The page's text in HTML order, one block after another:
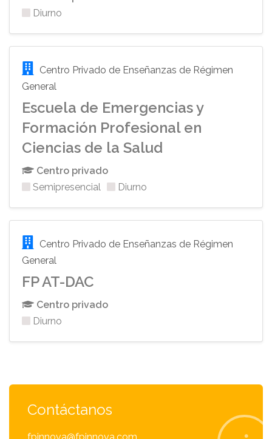
Diurno
Centro Privado de Enseñanzas de Régimen
General
Escuela de Emergencias y
Formación Profesional en
Ciencias de la Salud
Centro privado
Semipresencial
Diurno
Centro Privado de Enseñanzas de Régimen
General
FP AT-DAC
Centro privado
Diurno
Contáctanos